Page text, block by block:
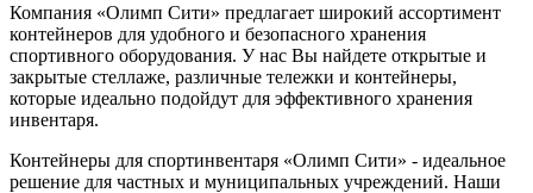
Компания «Олимп Сити» предлагает широкий ассортимент
контейнеров для удобного и безопасного хранения
спортивного оборудования. У нас Вы найдете открытые и
закрытые стеллаже, различные тележки и контейнеры,
которые идеально подойдут для эффективного хранения
инвентаря.
Контейнеры для спортинвентаря «Олимп Сити» - идеальное
решение для частных и муниципальных учреждений. Наши